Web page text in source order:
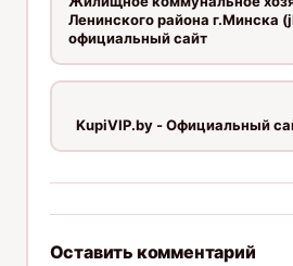
Ленинского района г.Минска
официальный сайт
KupiVIP.by - Официальный
Оставить комментарий